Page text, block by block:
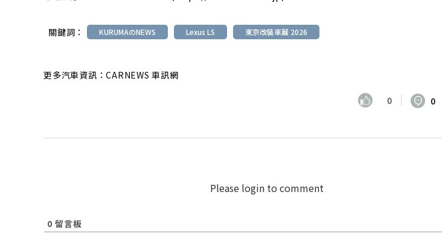
關鍵詞： KURUMAのNEWS Lexus LS 東京改裝車展 2026
更多汽車資訊：CARNEWS 車訊網
0 0
Please login to comment
0 留言板